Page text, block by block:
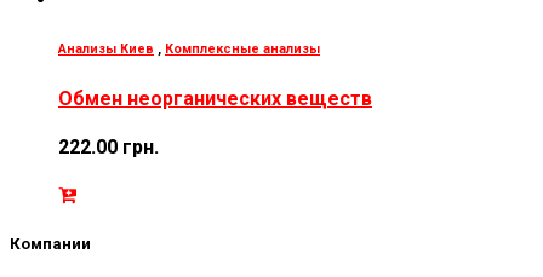
Анализы Киев , Комплексные анализы
Обмен неорганических веществ
222.00 грн.
Компании